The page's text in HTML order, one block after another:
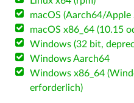
macOS (Aarch64/Apple
macOS x86_64 (10.15
Windows (32 bit,
Windows Aarch64
Windows x86_64
erforderlich)